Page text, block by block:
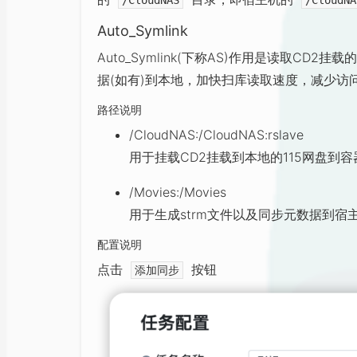
Auto_Symlink
Auto_Symlink(下称AS)作用是读取CD2挂载
据(如有)到本地，加快扫库读取速度，减少访
路径说明
/CloudNAS:/CloudNAS:rslave
用于挂载CD2挂载到本地的115网盘到
/Movies:/Movies
用于生成strm文件以及同步元数据到宿
配置说明
点击 添加同步 按钮